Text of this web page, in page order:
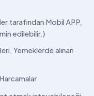
tarafından Mobil APP,
edilebilir.)
Yemeklerde alınan